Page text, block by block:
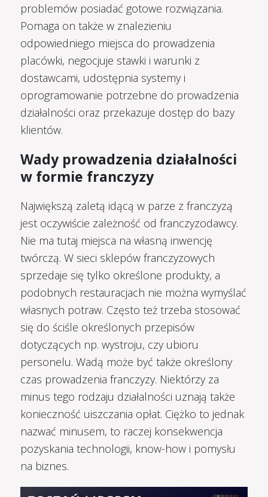
problemów posiadać gotowe rozwiązania.
Pomaga on także w znalezieniu
odpowiedniego miejsca do prowadzenia
placówki, negocjuje stawki i warunki z
dostawcami, udostępnia systemy i
oprogramowanie potrzebne do prowadzenia
działalności oraz przekazuje dostęp do bazy
klientów.
Wady prowadzenia działalności
w formie franczyzy
Największą zaletą idącą w parze z franczyzą
jest oczywiście zależność od franczyzodawcy.
Nie ma tutaj miejsca na własną inwencję
twórczą. W sieci sklepów franczyzowych
sprzedaje się tylko określone produkty, a
podobnych restauracjach nie można wymyślać
własnych potraw. Często też trzeba stosować
się do ściśle określonych przepisów
dotyczących np. wystroju, czy ubioru
personelu. Wadą może być także określony
czas prowadzenia franczyzy. Niektórzy za
minus tego rodzaju działalności uznają także
konieczność uiszczania opłat. Ciężko to jednak
nazwać minusem, to raczej konsekwencja
pozyskania technologii, know-how i pomysłu
na biznes.